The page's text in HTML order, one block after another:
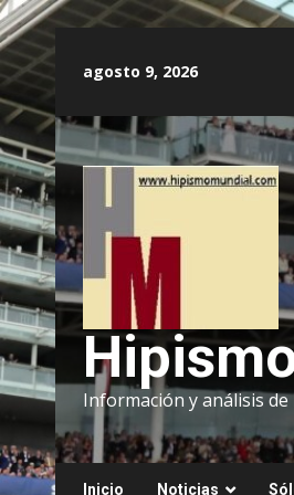
contenido
agosto 9, 2026
Información y análisis
Inicio Noticias